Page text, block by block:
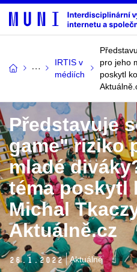
IRTIS v
médiích
pro jeho
poskytl
Představuje
game" riziko
mladé
téma poskytl
Michal
Aktuálně.cz
26. 1.2022 Aktuálně